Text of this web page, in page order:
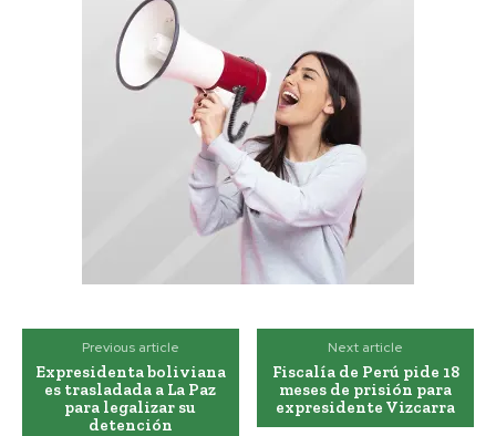
Previous article
Expresidenta boliviana
es trasladada a La Paz
para legalizar su
detención
Next article
Fiscalía de Perú pide 18
meses de prisión para
expresidente Vizcarra